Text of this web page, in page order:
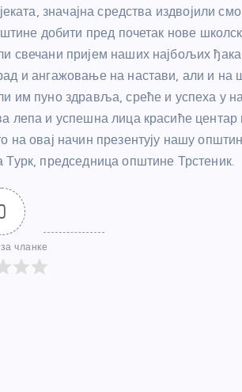
значајна средства издвојили
добити пред почетак нове
пријем наших најбољих ђака
и ангажовање на настави, али и на
им пуно здравља, среће и успеха у
лепа и успешна лица красиће центар
овај начин презентују нашу
председница општине Трстеник.
чланке